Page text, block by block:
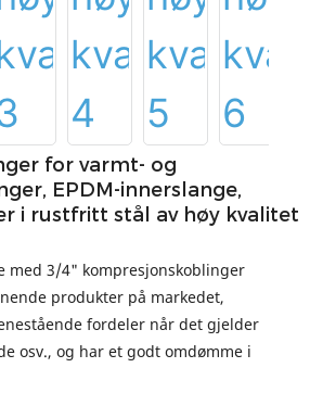
for varmt- og
EPDM-innerslange,
i rustfritt stål av høy kvalitet
med 3/4" kompresjonskoblinger
produkter på markedet,
fordeler når det gjelder
osv., og har et godt omdømme i